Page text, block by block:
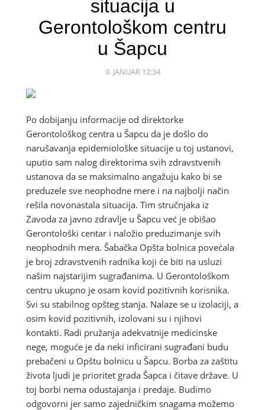
situacija u
Gerontološkom centru
u Šapcu
9. JANUAR 12:34
Po dobijanju informacije od direktorke
Gerontološkog centra u Šapcu da je došlo do
narušavanja epidemiološke situacije u toj ustanovi,
uputio sam nalog direktorima svih zdravstvenih
ustanova da se maksimalno angažuju kako bi se
preduzele sve neophodne mere i na najbolji način
rešila novonastala situacija. Tim stručnjaka iz
Zavoda za javno zdravlje u Šapcu već je obišao
Gerontološki centar i naložio preduzimanje svih
neophodnih mera. Šabačka Opšta bolnica povećala
je broj zdravstvenih radnika koji će biti na usluzi
našim najstarijim sugrađanima. U Gerontološkom
centru ukupno je osam kovid pozitivnih korisnika.
Svi su stabilnog opšteg stanja. Nalaze se u izolaciji, a
osim kovid pozitivnih, izolovani su i njihovi
kontakti. Radi pružanja adekvatnije medicinske
nege, moguće je da neki inficirani sugrađani budu
prebačeni u Opštu bolnicu u Šapcu. Borba za zaštitu
života ljudi je prioritet grada Šapca i čitave države. U
toj borbi nema odustajanja i predaje. Budimo
odgovorni jer samo zajedničkim snagama možemo